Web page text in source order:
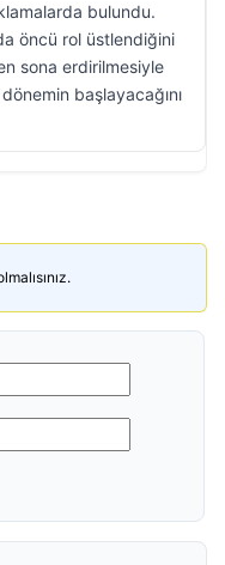
bulundu.
öncü rol üstlendiğini
sona erdirilmesiyle
başlayacağını